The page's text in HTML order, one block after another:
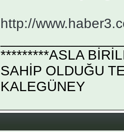
http://
*********ASLA
SAHİP OLDUĞU
KALEGÜNEY